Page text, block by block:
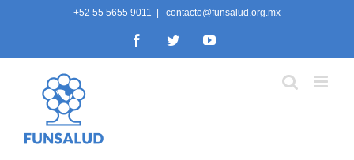
+52 55 5655 9011 contacto@funsalud.org.mx
FacebookTwitterYouTube